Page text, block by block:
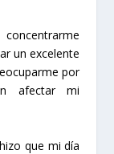
un excelente
por
afectar mi
que mi día